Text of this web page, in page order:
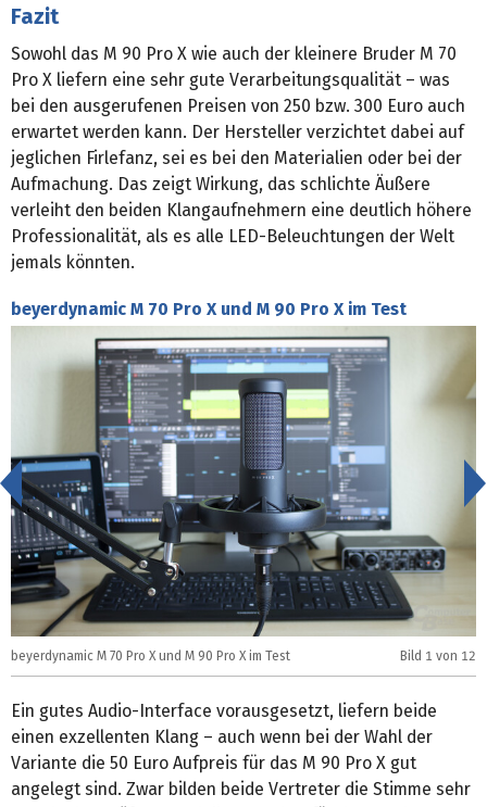
Fazit
Sowohl das M 90 Pro X wie auch der kleinere Bruder M 70
Pro X liefern eine sehr gute Verarbeitungsqualität – was
bei den ausgerufenen Preisen von 250 bzw. 300 Euro auch
erwartet werden kann. Der Hersteller verzichtet dabei auf
jeglichen Firlefanz, sei es bei den Materialien oder bei der
Aufmachung. Das zeigt Wirkung, das schlichte Äußere
verleiht den beiden Klangaufnehmern eine deutlich höhere
Professionalität, als es alle LED-Beleuchtungen der Welt
jemals könnten.
beyerdynamic M 70 Pro X und M 90 Pro X im Test
beyerdynamic M 70 Pro X und M 90 Pro X im Test Bild 1 von 12
<
Ein gutes Audio-Interface vorausgesetzt, liefern beide
einen exzellenten Klang – auch wenn bei der Wahl der
Variante die 50 Euro Aufpreis für das M 90 Pro X gut
angelegt sind. Zwar bilden beide Vertreter die Stimme sehr